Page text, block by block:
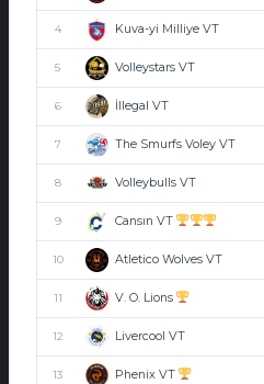
4 Kuva-yi Milliye VT
5 Volleystars VT
6 İllegal VT
7 The Smurfs Voley VT
8 Volleybulls VT
9 Cansın VT
10 Atletico Wolves VT
11 V. O. Lions
12 Livercool VT
13 Phenix VT